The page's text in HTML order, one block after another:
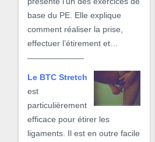
base du PE. Elle explique
comment réaliser la prise,
effectuer l’étirement et…
Le BTC Stretch
est
particulièrement
efficace pour étirer les
ligaments. Il est en outre facile